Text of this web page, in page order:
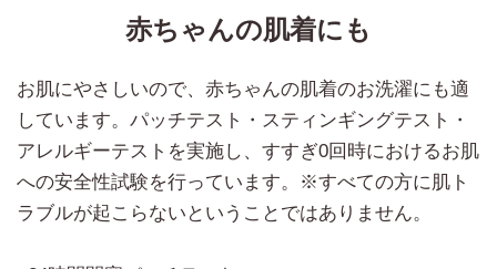
赤ちゃんの肌着にも
お肌にやさしいので、赤ちゃんの肌着のお洗濯にも適
しています。パッチテスト・スティンギングテスト・
アレルギーテストを実施し、すすぎ0回時におけるお肌
への安全性試験を行っています。※すべての方に肌ト
ラブルが起こらないということではありません。